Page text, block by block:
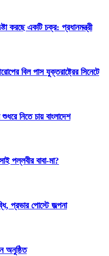
করছে একটি চক্র: প্রধানমন্ত্রী
বিল পাস যুক্তরাষ্ট্রের সিনেটে
নিতে চায় বাংলাদেশ
পল্লবীর বাবা-মা?
প্রভার পোস্টে জল্পনা
অনুষ্ঠিত